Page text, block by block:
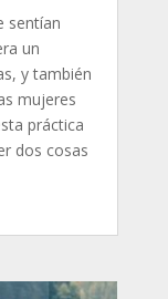
sentían
un
y también
mujeres
práctica
dos cosas